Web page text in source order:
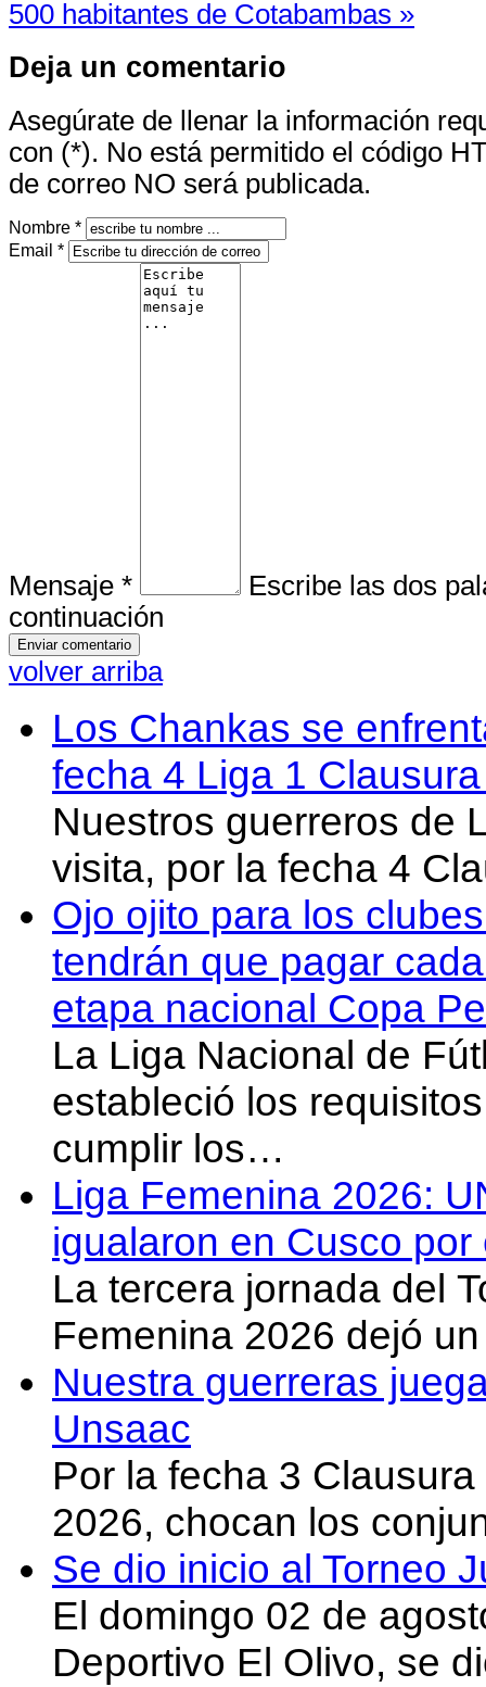
500 habitantes de Cotabambas »
Deja un comentario
Asegúrate de llenar la información
con (*). No está permitido el código
de correo NO será publicada.
Nombre *
Email *
Mensaje *
Escribe las dos
continuación
volver arriba
Los Chankas se
fecha 4 Liga 1
Nuestros guerreros de
visita, por la fecha 4
Ojo ojito para los
tendrán que pagar
etapa nacional Copa
La Liga Nacional de
estableció los
cumplir los…
Liga Femenina 2026:
igualaron en Cusco
La tercera jornada del
Femenina 2026 dejó
Nuestra guerreras
Unsaac
Por la fecha 3
2026, chocan los
Se dio inicio al Torneo
El domingo 02 de
Deportivo El Olivo, se